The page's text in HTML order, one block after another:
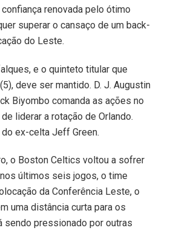
renovada pelo ótimo
superar o cansaço de um back-
do Leste.
e o quinteto titular que
deve ser mantido. D. J. Augustin
Biyombo comanda as ações no
liderar a rotação de Orlando.
ex-celta Jeff Green.
o Boston Celtics voltou a sofrer
últimos seis jogos, o time
da Conferência Leste, o
uma distância curta para os
sendo pressionado por outras